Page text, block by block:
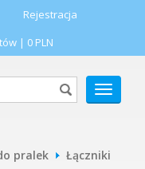
Rejestracja
| 0 PLN
POKAŻ
MENU
pralek Łączniki